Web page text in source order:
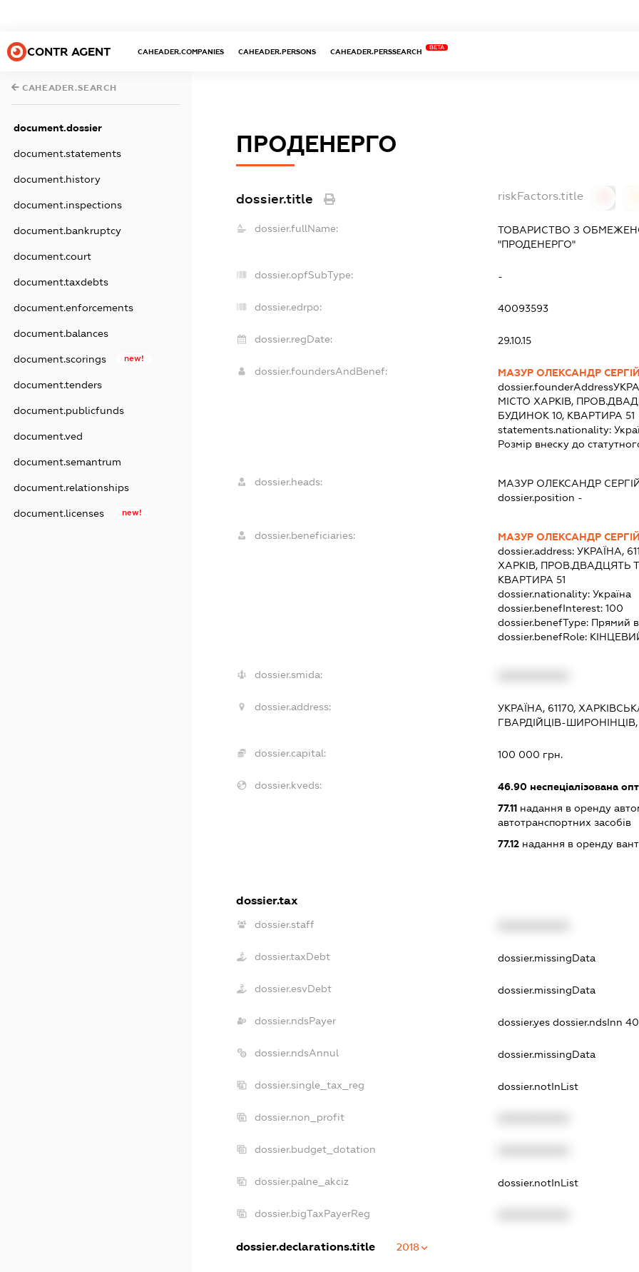
CONTR AGENT CAHEADER.COMPANIES CAHEADER.PERSONS CAHEADER.PERSSEARCH
BETA
CAHEADER.SEARCH
document.dossier
document.statements
document.history
document.inspections
document.bankruptcy
document.court
document.taxdebts
document.enforcements
document.balances
document.scorings new!
document.tenders
document.publicfunds
document.ved
document.semantrum
document.relationships
document.licenses new!
ПРОДЕНЕРГО
dossier.title riskFactors.title
dossier.fullName:
ТОВАРИСТВО З
"ПРОДЕНЕРГО"
dossier.opfSubType: -
dossier.edrpo: 40093593
dossier.regDate: 29.10.15
dossier.foundersAndBenef:
МАЗУР ОЛЕКСАНДР
dossier.founderAddress
МІСТО ХАРКІВ,
БУДИНОК 10, КВАРТИРА 51
statements.nationality:
Розмір внеску до
dossier.heads: МАЗУР ОЛЕКСАНДР
dossier.position -
dossier.beneficiaries:
МАЗУР ОЛЕКСАНДР
dossier.address:УКРАЇНА,
ХАРКІВ, ПРОВ.ДВАДЦЯТЬ
КВАРТИРА 51
dossier.nationality:Україна
dossier.benefInterest:100
dossier.benefType: Прямий
dossier.benefRole:
dossier.smida:
dossier.address:
УКРАЇНА, 61170,
ГВАРДІЙЦІВ-
dossier.capital: 100 000 грн.
dossier.kveds: 46.90 неспеціалізована
77.11 надання в оренду
автотранспортних засобів
77.12 надання в оренду
dossier.tax
dossier.staff
dossier.taxDebt dossier.missingData
dossier.esvDebt dossier.missingData
dossier.ndsPayer dossier.yesdossier.ndsInn
dossier.ndsAnnul dossier.missingData
dossier.single_tax_reg dossier.notInList
dossier.non_profit
dossier.budget_dotation
dossier.palne_akciz dossier.notInList
dossier.bigTaxPayerReg
dossier.declarations.title 2018